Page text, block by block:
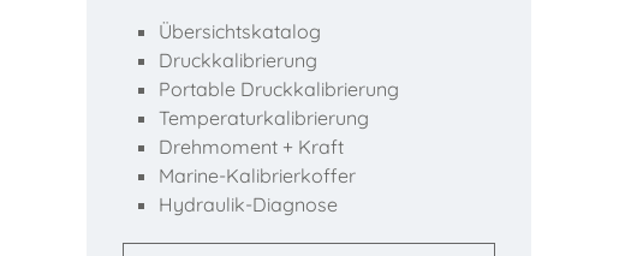
Übersichtskatalog
Druckkalibrierung
Portable Druckkalibrierung
Temperaturkalibrierung
Drehmoment + Kraft
Marine-Kalibrierkoffer
Hydraulik-Diagnose